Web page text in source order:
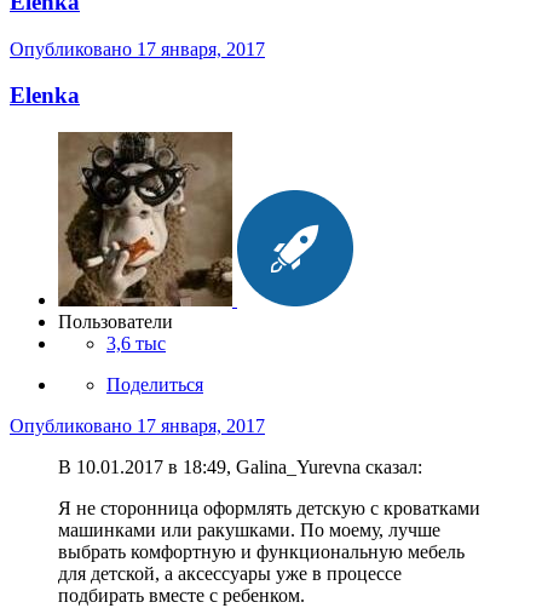
Опубликовано 17 января, 2017
Elenka
Пользователи
3,6 тыс
Поделиться
Опубликовано 17 января, 2017
В 10.01.2017 в 18:49, Galina_Yurevna сказал:
Я не сторонница оформлять детскую с кроватками
машинками или ракушками. По моему, лучше
выбрать комфортную и функциональную мебель
для детской, а аксессуары уже в процессе
подбирать вместе с ребенком.